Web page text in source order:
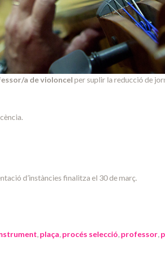
a de violoncel per suplir la reducció de
d’instàncies finalitza el 30 de març.
, plaça, procés selecció, professor,